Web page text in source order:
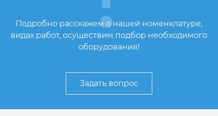
Подробно расскажем о нашей номенклатуре,
видах работ, осуществим подбор необходимого
оборудования!
Задать вопрос